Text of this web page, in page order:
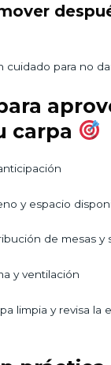
cuidado para no
carpa
y espacio
de mesas y
y ventilación
limpia y revisa la